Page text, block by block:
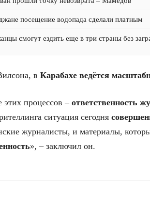
посещение водопада сделали платным
смогут ездить еще в три страны без
в Карабахе ведётся
процессов – ответственность
ситуация сегодня
журналисты, и материалы,
», – заключил он.